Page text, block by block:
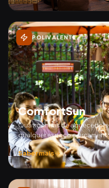
POLIVALENTE
ComfortSun
Quatro linhas de
qualquer espaço e
Saber mais